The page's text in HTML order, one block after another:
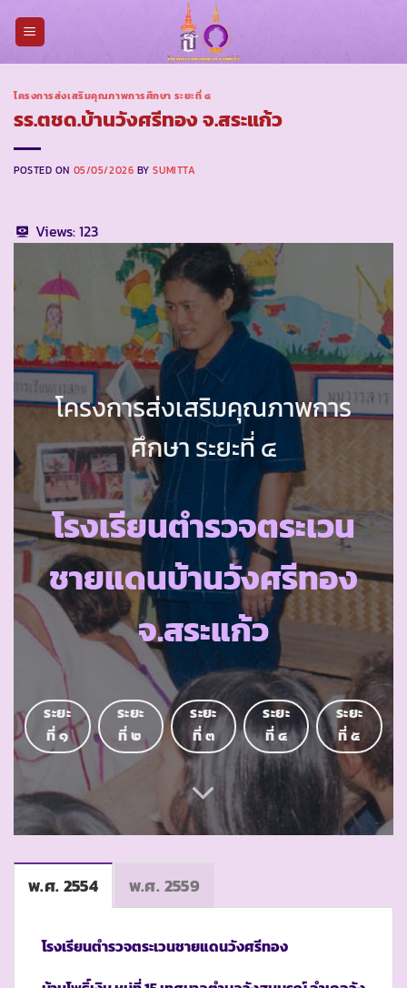
โครงการส่งเสริมคุณภาพการศึกษา ระยะที่ ๔
รร.ตชด.บ้านวังศรีทอง จ.สระแก้ว
POSTED ON 05/05/2026 BYSUMITTA
Views:123
โครงการส่งเสริมคุณภาพการ
ศึกษา ระยะที่ ๔
โรงเรียนตำรวจตระเวน
ชายแดนบ้านวังศรีทอง
จ.สระแก้ว
ระยะ
ที่ ๑
ระยะ
ที่ ๒
ระยะ
ที่ ๓
ระยะ
ที่ ๔
ระยะ
ที่ ๕
พ.ศ. 2554 พ.ศ. 2559
โรงเรียนตำรวจตระเวนชายแดนวังศรีทอง